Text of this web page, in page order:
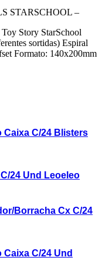
STARSCHOOL –
Story StarSchool
sortidas) Espiral
Formato: 140x200mm
C/24 Blisters
24 Und Leoeleo
Borracha Cx C/24
C/24 Und